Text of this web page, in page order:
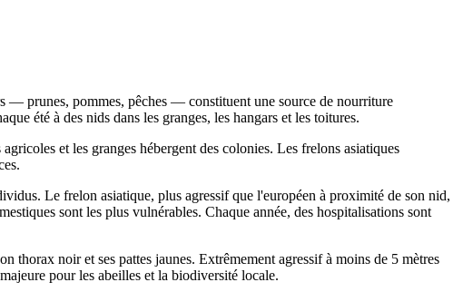
— prunes, pommes, pêches — constituent une source de nourriture
été à des nids dans les granges, les hangars et les toitures.
et les granges hébergent des colonies. Les frelons asiatiques
Le frelon asiatique, plus agressif que l'européen à proximité de son nid,
sont les plus vulnérables. Chaque année, des hospitalisations sont
thorax noir et ses pattes jaunes. Extrêmement agressif à moins de 5 mètres
pour les abeilles et la biodiversité locale.